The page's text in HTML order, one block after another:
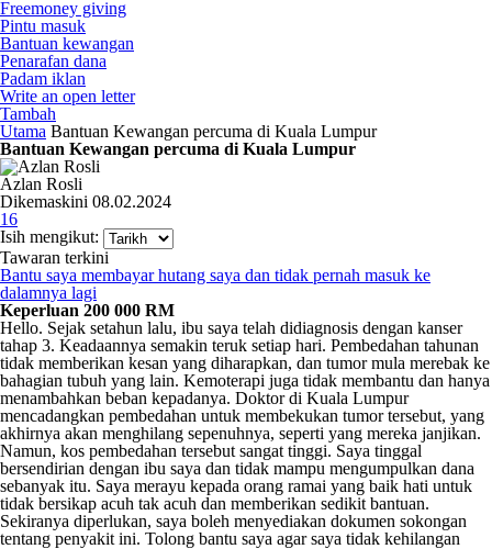
Freemoney giving
Pintu masuk
Bantuan kewangan
Penarafan dana
Padam iklan
Write an open letter
Tambah
Utama Bantuan Kewangan percuma di Kuala Lumpur
Bantuan Kewangan percuma di Kuala Lumpur
Azlan Rosli
Dikemaskini 08.02.2024
16
Isih mengikut:
Tawaran terkini
Bantu saya membayar hutang saya dan tidak pernah masuk ke
dalamnya lagi
Keperluan 200 000 RM
Hello. Sejak setahun lalu, ibu saya telah didiagnosis dengan kanser
tahap 3. Keadaannya semakin teruk setiap hari. Pembedahan tahunan
tidak memberikan kesan yang diharapkan, dan tumor mula merebak ke
bahagian tubuh yang lain. Kemoterapi juga tidak membantu dan hanya
menambahkan beban kepadanya. Doktor di Kuala Lumpur
mencadangkan pembedahan untuk membekukan tumor tersebut, yang
akhirnya akan menghilang sepenuhnya, seperti yang mereka janjikan.
Namun, kos pembedahan tersebut sangat tinggi. Saya tinggal
bersendirian dengan ibu saya dan tidak mampu mengumpulkan dana
sebanyak itu. Saya merayu kepada orang ramai yang baik hati untuk
tidak bersikap acuh tak acuh dan memberikan sedikit bantuan.
Sekiranya diperlukan, saya boleh menyediakan dokumen sokongan
tentang penyakit ini. Tolong bantu saya agar saya tidak kehilangan